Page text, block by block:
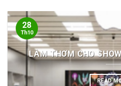
LÀM THƠM CHO
READ
28
Th10